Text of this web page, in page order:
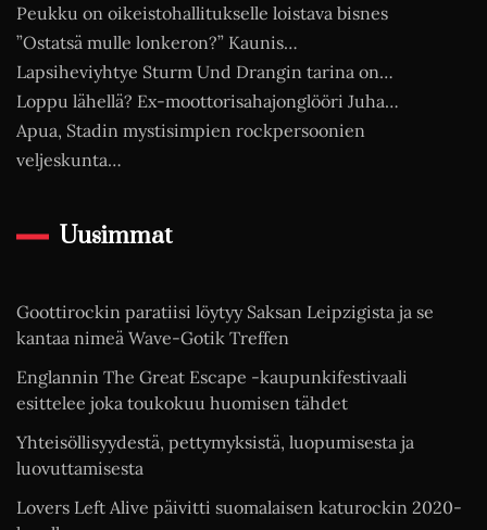
Peukku on oikeistohallitukselle loistava bisnes
”Ostatsä mulle lonkeron?” Kaunis…
Lapsiheviyhtye Sturm Und Drangin tarina on…
Loppu lähellä? Ex-moottorisahajonglööri Juha…
Apua, Stadin mystisimpien rockpersoonien
veljeskunta…
Uusimmat
Goottirockin paratiisi löytyy Saksan Leipzigista ja se
kantaa nimeä Wave-Gotik Treffen
Englannin The Great Escape -kaupunkifestivaali
esittelee joka toukokuu huomisen tähdet
Yhteisöllisyydestä, pettymyksistä, luopumisesta ja
luovuttamisesta
Lovers Left Alive päivitti suomalaisen katurockin 2020-